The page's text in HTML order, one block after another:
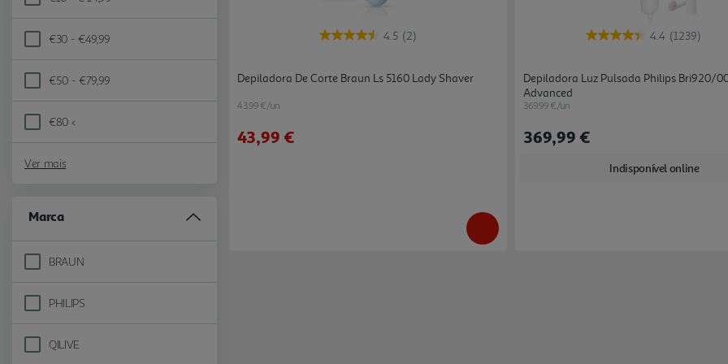
Refine by Preço: €10 - € 14,99
€30 - €49,99
Refine by Preço: €30 - €49,99
€50 - €79,99
Refine by Preço: €50 - €79,99
€80 <
Refine by Preço: €80 <
Ver mais
Marca
BRAUN
Refine by Marca: BRAUN
PHILIPS
Refine by Marca: PHILIPS
QILIVE
Refine by Marca: QILIVE
4.5 (2)
Depiladora De Corte Braun Ls 5160 Lady Shaver
43.99 €/un
43,99 €
4.4 (1239)
Depiladora Luz Pulsada Philips Bri920/
Advanced
369.99 €/un
369,99 €
Indisponível online